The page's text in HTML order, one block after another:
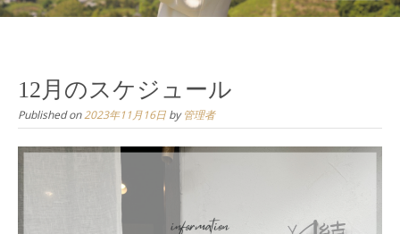
12月のスケジュール
Published on2023年11月16日 by管理者